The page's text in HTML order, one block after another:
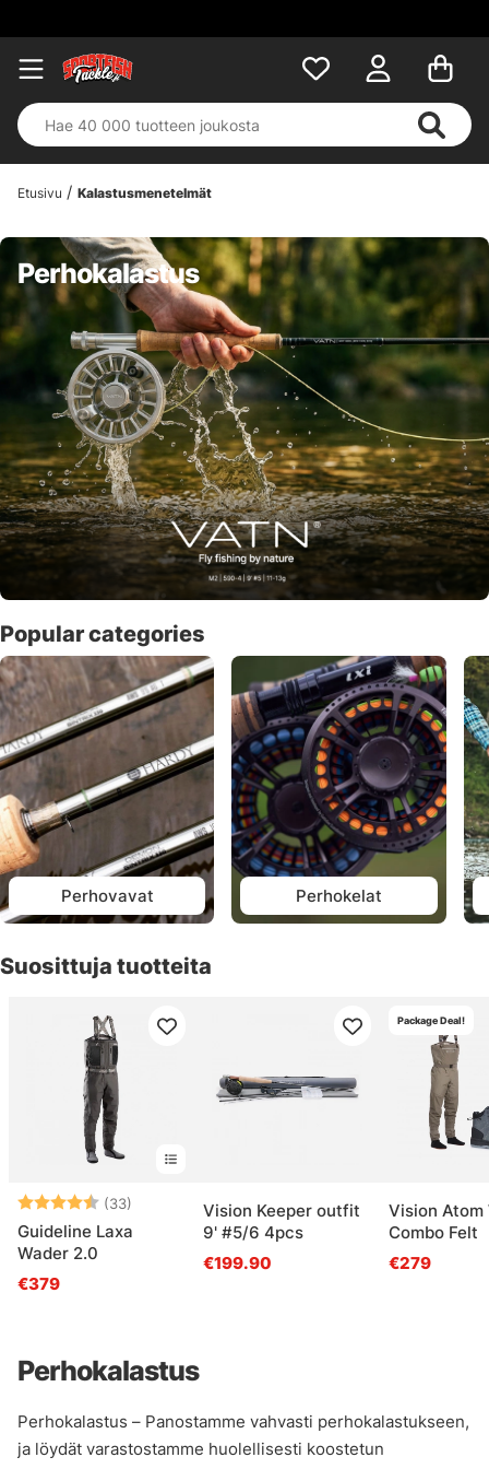
Etusivu Kalastusmenetelmät
Perhokalastus
Popular categories
Perhovavat Perhokelat
Suosittuja tuotteita
Arvio: (33)
4.6 5:sta tähdestä
Guideline Laxa
Wader 2.0
€379
Vision Keeper outfit
9' #5/6 4pcs
€199.90
Package Deal!
Vision Atom
Combo Felt
€279
Perhokalastus
Perhokalastus – Panostamme vahvasti perhokalastukseen,
ja löydät varastostamme huolellisesti koostetun